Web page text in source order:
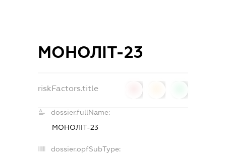
МОНОЛІТ-23
riskFactors.title
dossier.fullName:
МОНОЛІТ-23
dossier.opfSubType: